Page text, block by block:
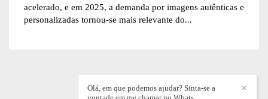
acelerado, e em 2025, a demanda por imagens autênticas e
personalizadas tornou-se mais relevante do...
✕
Olá, em que podemos ajudar? Sinta-se a